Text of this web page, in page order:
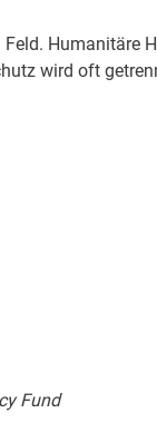
Humanitäre
wird oft
Fund